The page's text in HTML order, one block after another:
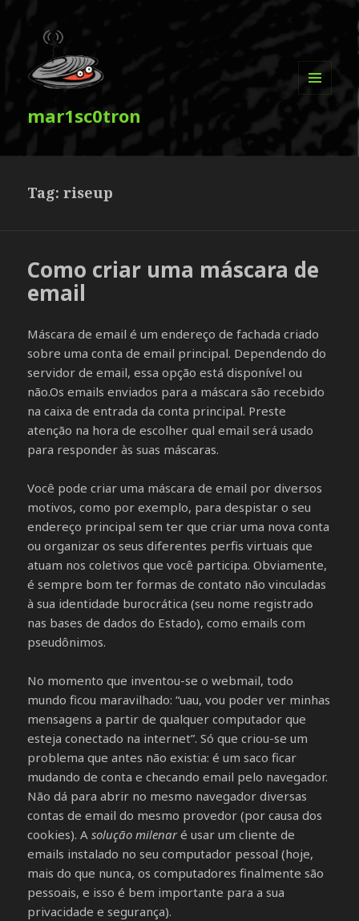
mar1sc0tron
Tag:riseup
Como criar uma máscara de
email
Máscara de email é um endereço de fachada criado
sobre uma conta de email principal. Dependendo do
servidor de email, essa opção está disponível ou
não.Os emails enviados para a máscara são recebido
na caixa de entrada da conta principal. Preste
atenção na hora de escolher qual email será usado
para responder às suas máscaras.
Você pode criar uma máscara de email por diversos
motivos, como por exemplo, para despistar o seu
endereço principal sem ter que criar uma nova conta
ou organizar os seus diferentes perfis virtuais que
atuam nos coletivos que você participa. Obviamente,
é sempre bom ter formas de contato não vinculadas
à sua identidade burocrática (seu nome registrado
nas bases de dados do Estado), como emails com
pseudônimos.
No momento que inventou-se o webmail, todo
mundo ficou maravilhado: “uau, vou poder ver minhas
mensagens a partir de qualquer computador que
esteja conectado na internet”. Só que criou-se um
problema que antes não existia: é um saco ficar
mudando de conta e checando email pelo navegador.
Não dá para abrir no mesmo navegador diversas
contas de email do mesmo provedor (por causa dos
cookies). Asolução milenaré usar um cliente de
emails instalado no seu computador pessoal (hoje,
mais do que nunca, os computadores finalmente são
pessoais, e isso é bem importante para a sua
privacidade e segurança).